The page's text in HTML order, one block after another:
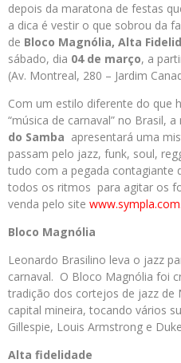
depois da maratona de festas
a dica é vestir o que sobrou da
de Bloco Magnólia, Alta
sábado, dia 04 de março, a
(Av. Montreal, 280 – Jardim
Com um estilo diferente do que
“música de carnaval” no Brasil,
do Samba apresentará uma
passam pelo jazz, funk, soul,
tudo com a pegada contagiante
todos os ritmos para agitar os
venda pelo site
Bloco Magnólia
Leonardo Brasilino leva o jazz
carnaval. O Bloco Magnólia foi
tradição dos cortejos de jazz de
capital mineira, tocando vários
Gillespie, Louis Armstrong e
Alta fidelidade